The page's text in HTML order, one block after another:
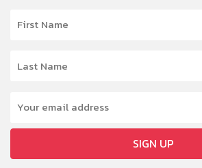
SIGN UP